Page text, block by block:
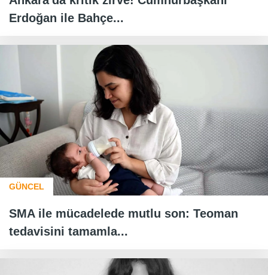
Erdoğan ile Bahçe...
GÜNCEL
SMA ile mücadelede mutlu son: Teoman
tedavisini tamamla...